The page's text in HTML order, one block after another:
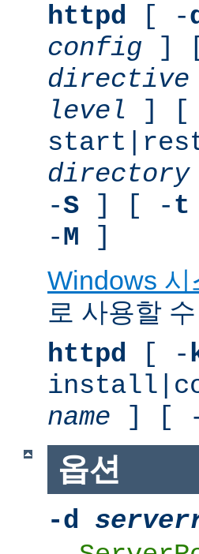
httpd [ -
config ]
directive
level ] [
directory
-S ] [ -t
-M ]
Windows 시
로 사용할
httpd [ -
name ] [
옵션
-d